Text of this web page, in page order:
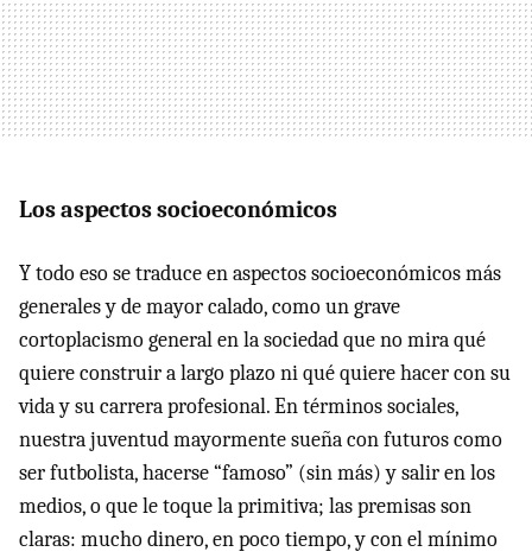
Los aspectos socioeconómicos
Y todo eso se traduce en aspectos socioeconómicos más
generales y de mayor calado, como un grave
cortoplacismo general en la sociedad que no mira qué
quiere construir a largo plazo ni qué quiere hacer con su
vida y su carrera profesional. En términos sociales,
nuestra juventud mayormente sueña con futuros como
ser futbolista, hacerse “famoso” (sin más) y salir en los
medios, o que le toque la primitiva; las premisas son
claras: mucho dinero, en poco tiempo, y con el mínimo